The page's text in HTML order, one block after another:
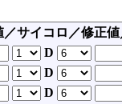
サイコロ／修正
D
D
D